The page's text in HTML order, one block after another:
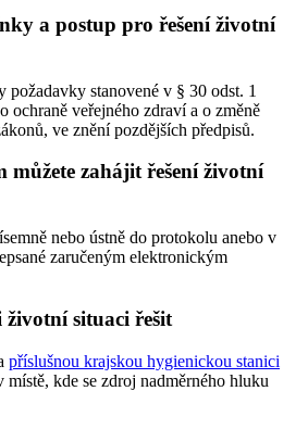
a postup pro řešení životní
požadavky stanovené v § 30 odst. 1
ochraně veřejného zdraví a o změně
ve znění pozdějších předpisů.
můžete zahájit řešení životní
nebo ústně do protokolu anebo v
zaručeným elektronickým
situaci řešit
příslušnou krajskou hygienickou stanici
místě, kde se zdroj nadměrného hluku